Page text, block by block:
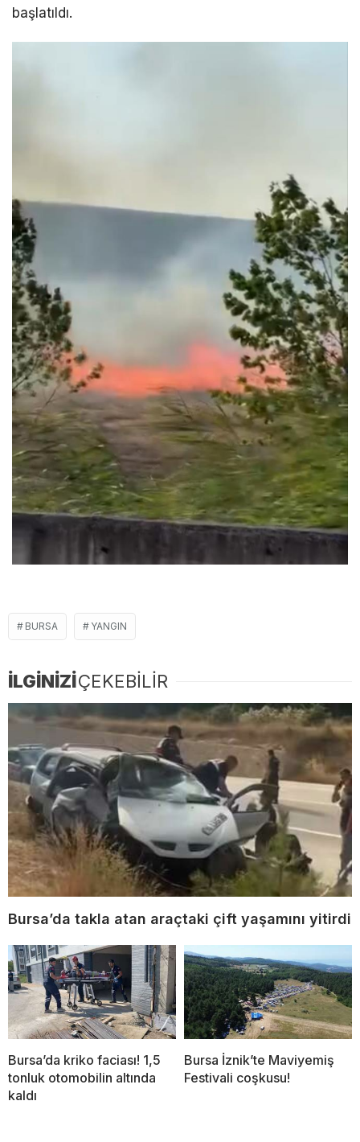
başlatıldı.
BURSA YANGIN
İLGİNİZİÇEKEBİLİR
Bursa’da takla atan araçtaki çift yaşamını yitirdi
Bursa’da kriko faciası! 1,5
tonluk otomobilin altında
kaldı
Bursa İznik’te Maviyemiş
Festivali coşkusu!